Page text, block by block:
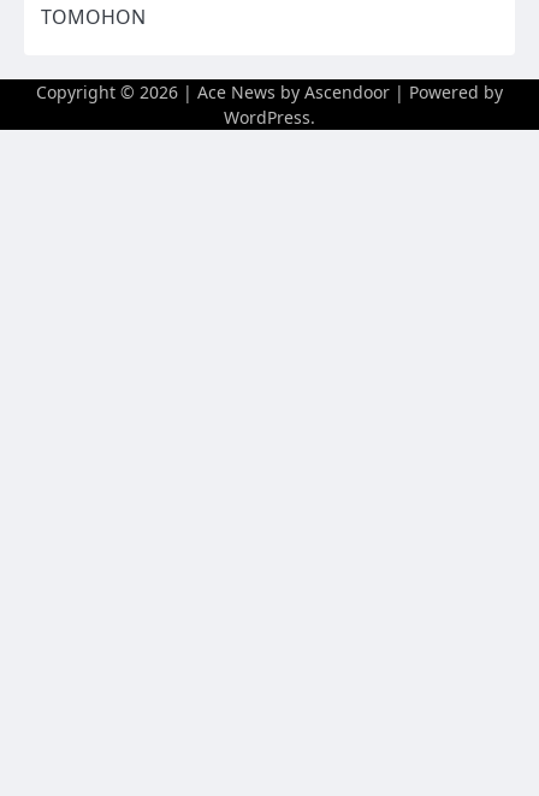
TOMOHON
Copyright © 2026 | Ace News by Ascendoor | Powered by
WordPress.